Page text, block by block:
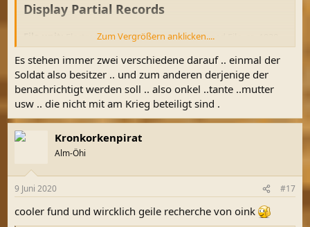
Display Partial Records
Electronic Army Serial Number Merged File, ca. 1938 -
1946(Enlistment Records)
in the Series:World War II Army Enlistment Records, created
6/1/2002 - 9/30/2002, documenting the period ca. 1938 - 1946 -
Record Group 64
Du musst registriert sein, um Links zu sehen. Registriere dich
bitte hier
.
You searched for: ARMY SERIAL NUMBER contains all values
18046876; NAME contains all values Melvin M.Good
out of 8,706,394 total records in
this file
Zum Vergrößern anklicken....
Es stehen immer zwei verschiedene darauf .. einmal der
Soldat also besitzer .. und zum anderen derjenige der
benachrichtigt werden soll .. also onkel ..tante ..mutter
usw .. die nicht mit am Krieg beteiligt sind .
Kronkorkenpirat
Alm-Öhi
9 Juni 2020 #17
cooler fund und wircklich geile recherche von oink